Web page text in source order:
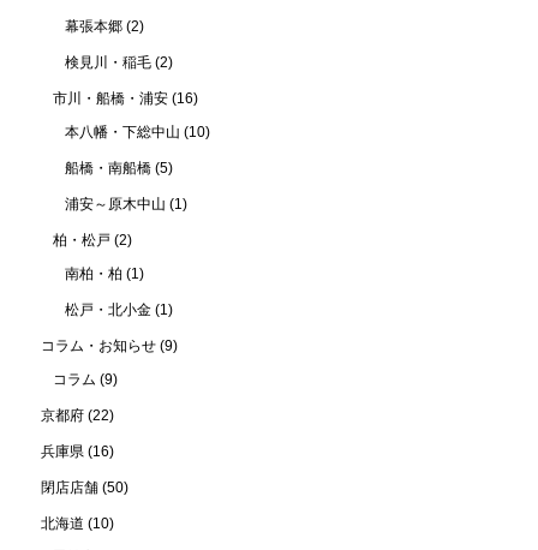
幕張本郷 (2)
検見川・稲毛 (2)
市川・船橋・浦安 (16)
本八幡・下総中山 (10)
船橋・南船橋 (5)
浦安～原木中山 (1)
柏・松戸 (2)
南柏・柏 (1)
松戸・北小金 (1)
コラム・お知らせ (9)
コラム (9)
京都府 (22)
兵庫県 (16)
閉店店舗 (50)
北海道 (10)